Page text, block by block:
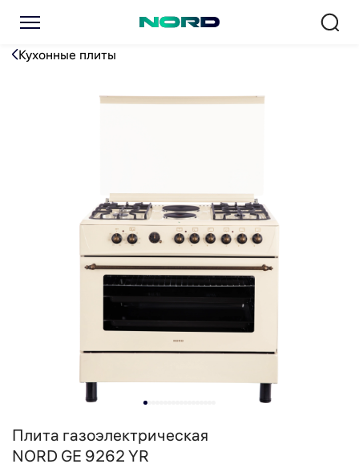
Плита газоэлектрическая
Кухонные плиты
Плита газоэлектрическая
NORD GE 9262 YR